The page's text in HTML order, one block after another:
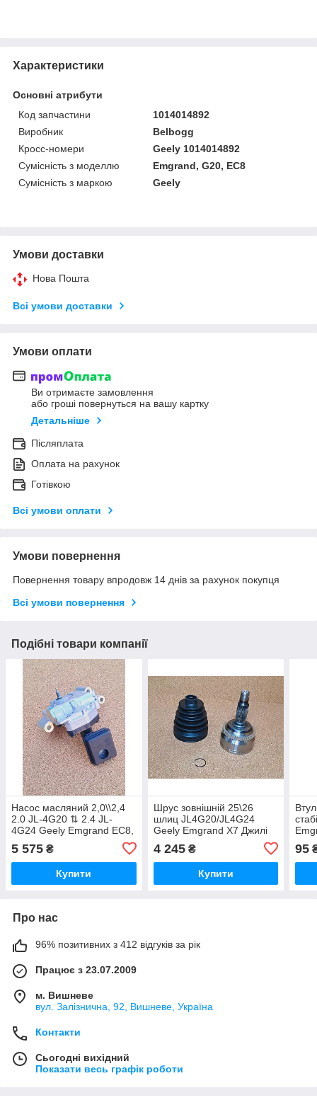
Характеристики
Основні атрибути
Код запчастини
1014014892
Виробник
Belbogg
Кросс-номери
Geely 1014014892
Сумісність з моделлю
Emgrand, G20, EC8
Сумісність з маркою
Geely
Умови доставки
Нова Пошта
Всі умови доставки
Умови оплати
Ви отримаєте замовлення
або гроші повернуться на вашу картку
Детальніше
Післяплата
Оплата на рахунок
Готівкою
Всі умови оплати
Умови повернення
Повернення товару впродовж 14 днів за рахунок покупця
Всі умови повернення
Подібні товари компанії
Насос масляний 2,0\\2,4
2.0 JL-4G20 ⇅ 2.4 JL-
4G24 Geely Emgrand EC8,
5 575 ₴
Купити
Шрус зовнішній 25\26
шлиц JL4G20/JL4G24
Geely Emgrand X7 Джилі
4 245₴
Купити
95
Про нас
96% позитивних з 412 відгуків за рік
Працює з 23.07.2009
м. Вишневе
вул. Залізнична, 92, Вишневе, Україна
Контакти
Сьогодні вихідний
Показати весь графік роботи